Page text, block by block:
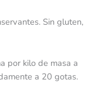
Sin gluten,
por kilo de masa a
a 20 gotas.